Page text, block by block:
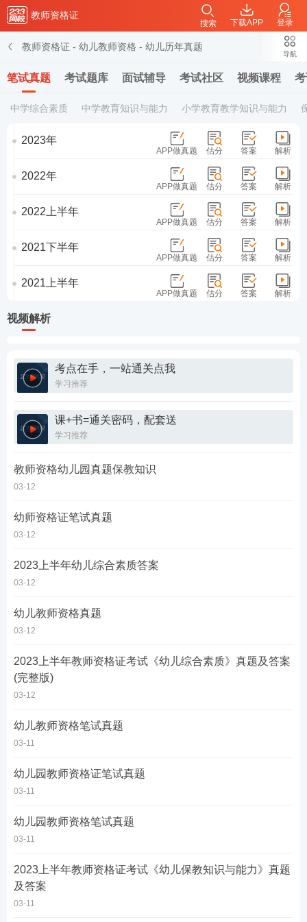
教师资格证
下载APP 登录
搜索
教师资格证 - 幼儿教师资格 - 幼儿历年真题
笔试真题 考试题库 面试辅导 考试社区 视频课程
导航
中学综合素质 中学教育知识与能力 小学教育教学知识与能力
2023年
估分 答案 解析
APP做真题
2022年
估分 答案 解析
APP做真题
2022上半年
估分 答案 解析
APP做真题
2021下半年
估分 答案 解析
APP做真题
2021上半年
估分 答案 解析
APP做真题
视频解析
考点在手，一站通关点我
学习推荐
课+书=通关密码，配套送
学习推荐
教师资格幼儿园真题保教知识
03-12
幼师资格证笔试真题
03-12
2023上半年幼儿综合素质答案
03-12
幼儿教师资格真题
03-12
2023上半年教师资格证考试《幼儿综合素质》真题及答案
(完整版)
03-12
幼儿教师资格笔试真题
03-11
幼儿园教师资格证笔试真题
03-11
幼儿园教师资格笔试真题
03-11
2023上半年教师资格证考试《幼儿保教知识与能力》真题
及答案
03-11